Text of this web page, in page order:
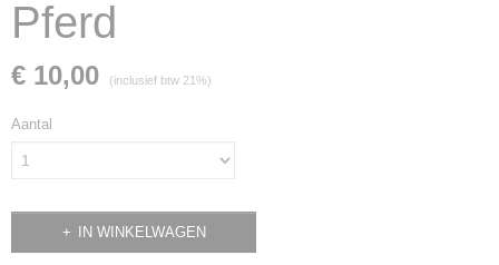
Pferd
€ 10,00 (inclusief btw 21%)
Aantal
IN WINKELWAGEN